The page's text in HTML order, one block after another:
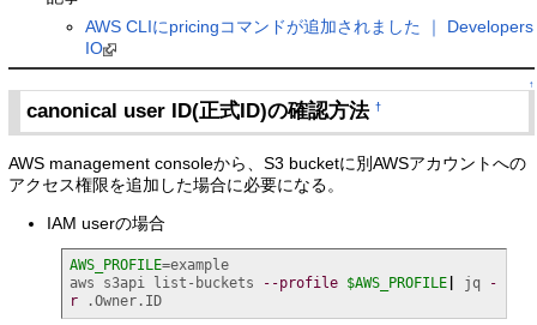
AWS CLIにpricingコマンドが追加されました ｜ Developers
IO
↑
canonical user ID(正式ID)の確認方法†
AWS management consoleから、S3 bucketに別AWSアカウントへの
アクセス権限を追加した場合に必要になる。
IAM userの場合
AWS_PROFILE=example
aws s3api list-buckets
--profile $AWS_PROFILE| jq
-
r .Owner.ID